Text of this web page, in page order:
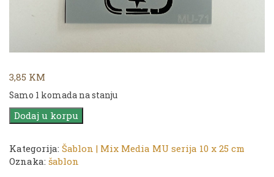
3,85 KM
Samo 1 komada na stanju
CADENCE
Šablon
serija
|
Dodaj u korpu
Kategorija: Šablon | Mix Media MU serija 10 x 25 cm
Oznaka: šablon